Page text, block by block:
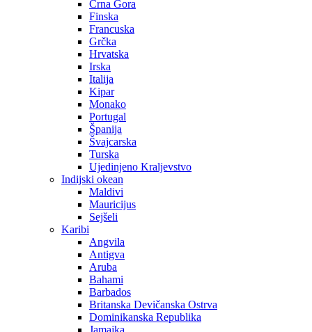
Crna Gora
Finska
Francuska
Grčka
Hrvatska
Irska
Italija
Kipar
Monako
Portugal
Španija
Švajcarska
Turska
Ujedinjeno Kraljevstvo
Indijski okean
Maldivi
Mauricijus
Sejšeli
Karibi
Angvila
Antigva
Aruba
Bahami
Barbados
Britanska Devičanska Ostrva
Dominikanska Republika
Jamajka